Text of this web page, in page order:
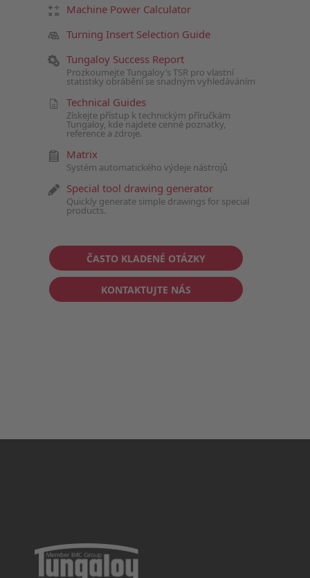
Machine Power Calculator
Turning Insert Selection Guide
Tungaloy Success Report
Prozkoumejte Tungaloy’s TSR pro vlastní
statistiky obrábění se snadným vyhledáváním
Technical Guides
Získejte přístup k technickým příručkám
Tungaloy, kde najdete cenné poznatky,
reference a zdroje.
Matrix
Systém automatického výdeje nástrojů
Special tool drawing generator
Quickly generate simple drawings for special
products.
ČASTO KLADENÉ OTÁZKY
KONTAKTUJTE NÁS